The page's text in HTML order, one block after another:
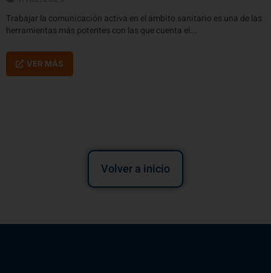
Trabajar la comunicación activa en el ámbito sanitario es una de las
herramientas más potentes con las que cuenta el...
VER MÁS
Volver a inicio